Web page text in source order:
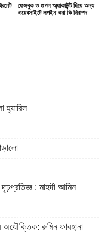
ফেসবুক ও গুগল অ্যাকাউন্ট দিয়ে অন্য
ওয়েবসাইটে লগইন করা কি নিরাপদ
হ্যারিস
দৃঢ়প্রতিজ্ঞ : মাহদী আমিন
অযৌক্তিক: রুমিন ফারহানা